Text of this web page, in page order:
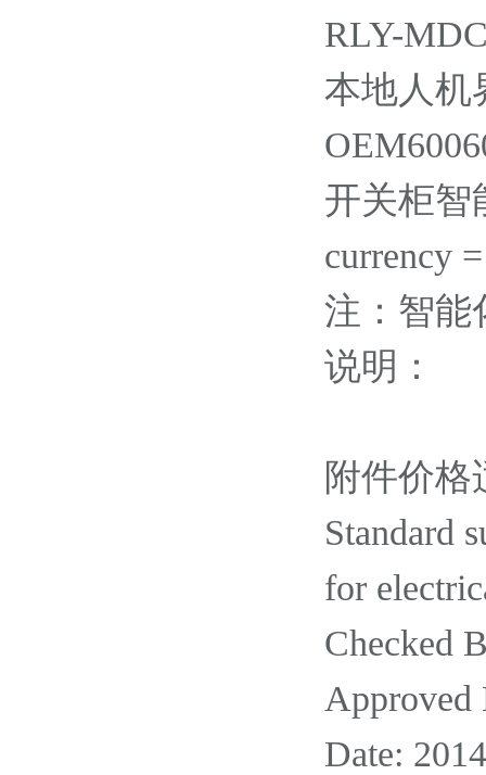
RLY-
本地人机
开关柜智
currency
注：智能
说明：
附件价格
Standard
for
Checked
Approved
Date: